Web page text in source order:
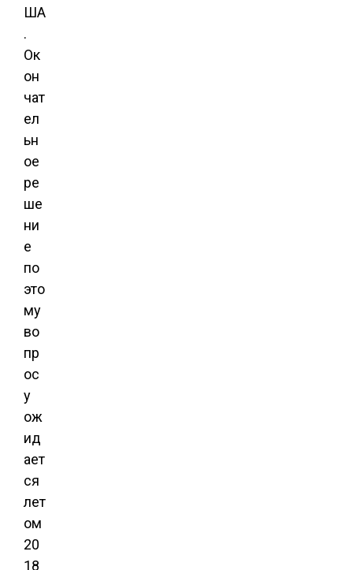
ША
.
Ок
он
чат
ел
ьн
ое
ре
ше
ни
е
по
это
му
во
пр
ос
у
ож
ид
ает
ся
лет
ом
20
18